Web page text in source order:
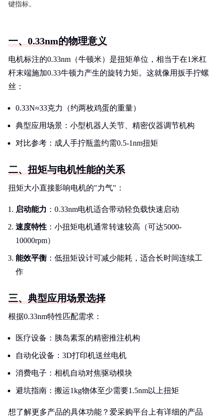
键指标。
一、0.33nm的物理意义
电机标注的0.33nm（牛顿米）是扭矩单位，相当于在1米杠
杆末端施加0.33牛顿力产生的旋转力矩。这就像用扳手拧螺
丝：
0.33N≈33克力（约两枚鸡蛋的重量）
典型应用场景：小型机器人关节、精密仪器调节机构
对比参考：成人手拧瓶盖约需0.5-1nm扭矩
二、扭矩与电机性能的关系
扭矩大小直接影响电机的"力气"：
启动能力 ：0.33nm电机适合带动轻负载快速启动
速度特性 ：小扭矩电机通常转速较高（可达5000-
10000rpm）
能效平衡 ：低扭矩设计可减少能耗，适合长时间连续工
作
三、典型应用场景选择
根据0.33nm特性匹配需求：
医疗设备：胰岛素泵的精密推注机构
自动化设备：3D打印机送丝电机
消费电子：相机自动对焦驱动模块
避坑指南：搬运1kg物体至少需要1.5nm以上扭矩
想了解更多产品的具体功能？爱采购平台上有详细的产品